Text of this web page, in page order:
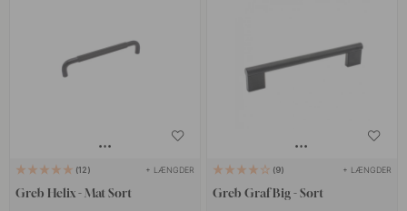
12 + LÆNGDER
Greb Helix - Mat Sort
9 + LÆNGDER
Greb Graf Big - Sort